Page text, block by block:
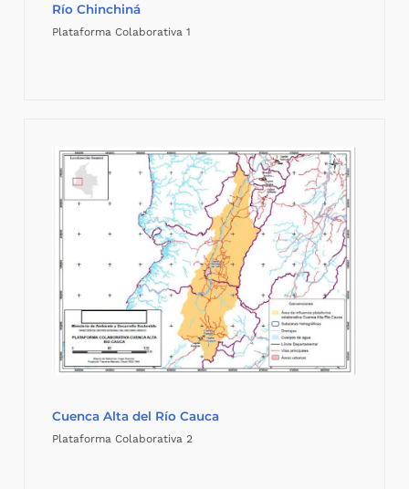
Río Chinchiná
Plataforma Colaborativa 1
Cuenca Alta del Río Cauca
Plataforma Colaborativa 2